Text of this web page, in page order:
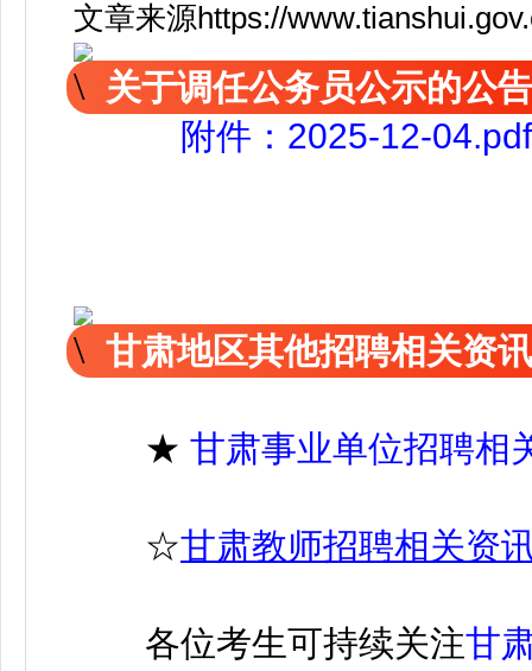
文章来源https://
关于调任公务员公示的公告
附件：2025-12-
甘肃地区其他招聘相关资
★ 甘肃事业单位招聘相
☆甘肃教师招聘相关资
各位考生可持续关注甘